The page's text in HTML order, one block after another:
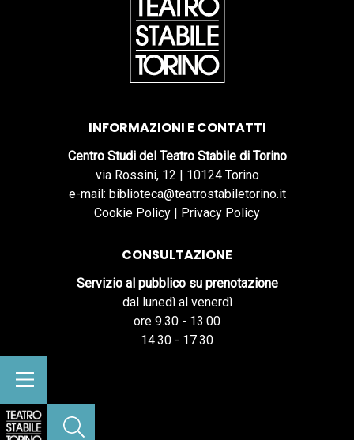
INFORMAZIONI E CONTATTI
Centro Studi del Teatro Stabile di Torino
via Rossini, 12 | 10124 Torino
e-mail: biblioteca@teatrostabiletorino.it
Cookie Policy | Privacy Policy
CONSULTAZIONE
Servizio al pubblico su prenotazione
dal lunedì al venerdì
ore 9.30 - 13.00
14.30 - 17.30